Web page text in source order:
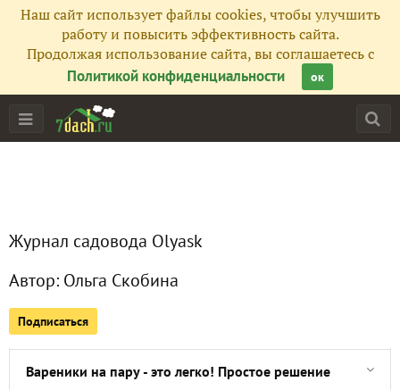
Наш сайт использует файлы cookies, чтобы улучшить
работу и повысить эффективность сайта.
Продолжая использование сайта, вы соглашаетесь с
Политикой конфиденциальности
ок
Журнал садовода Olyask
Автор: Ольга Скобина
Подписаться
Все публикации 16
Сейчас обсуждают
Топ-3 любимые новогодние закуски: крабовый салат
Готовим необыкновенно ажурные блинчики. Это весело и
Обалденно вкусные новогодние мясные рулеты.
Вареники на пару - это легко! Простое решение для